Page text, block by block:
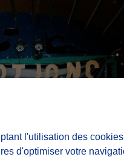
l'utilisation des
d'optimiser votre